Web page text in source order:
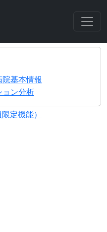
院基本情報
ョン分析
定機能）